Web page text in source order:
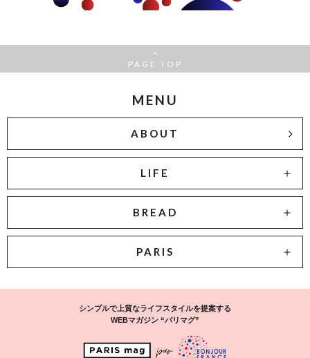
PAGE TOP
MENU
ABOUT
LIFE
BREAD
PARIS
シンプルで上質なライフスタイルを提案する
WEBマガジン “パリマグ”